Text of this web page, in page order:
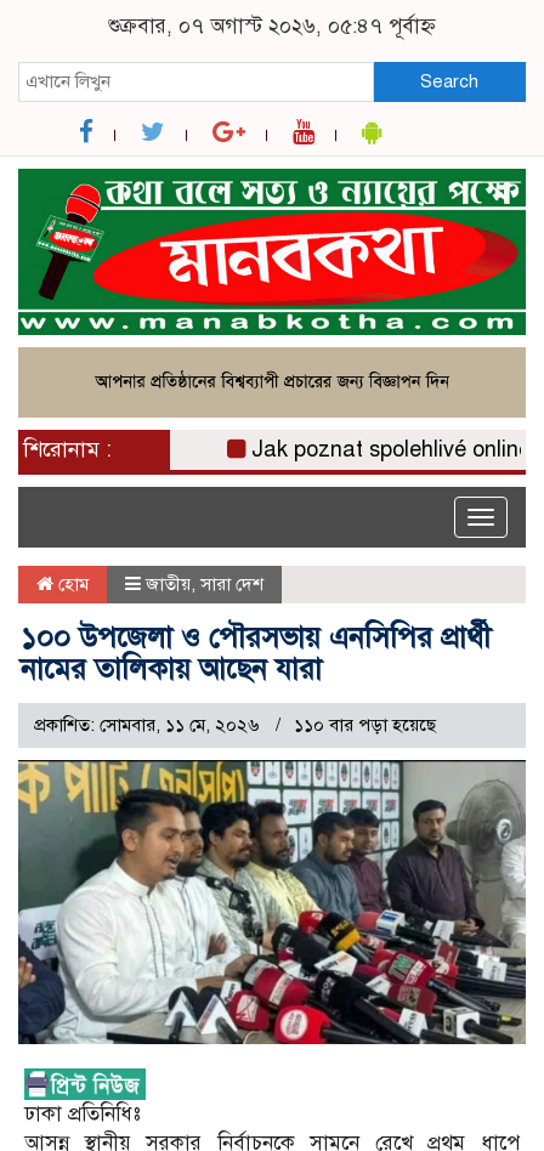
শুক্রবার, ০৭ অগাস্ট ২০২৬, ০৫:৪৭ পূর্বাহ্ন
Search
শিরোনাম : Jak poznat spolehlivé online
Toggle
হোম জাতীয় ,সারা দেশ
১০০ উপজেলা ও পৌরসভায় এনসিপির প্রার্থী
নামের তালিকায় আছেন যারা
প্রকাশিত: সোমবার, ১১ মে, ২০২৬ ১১০ বার পড়া হয়েছে
ঢাকা প্রতিনিধিঃ
আসন্ন স্থানীয় সরকার নির্বাচনকে সামনে রেখে প্রথম ধাপে